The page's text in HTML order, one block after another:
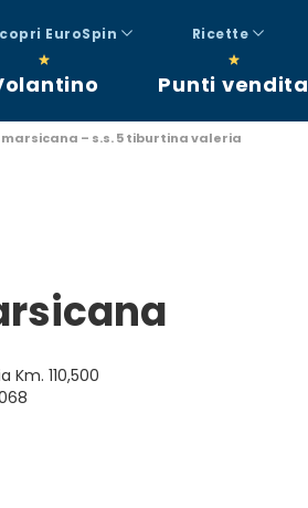
EuroSpin Ricette
Punti vendita
– s.s. 5 tiburtina valeria
110,500